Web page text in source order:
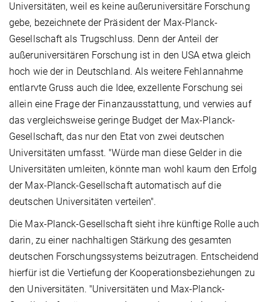
Universitäten, weil es keine außeruniversitäre Forschung
gebe, bezeichnete der Präsident der Max-Planck-
Gesellschaft als Trugschluss. Denn der Anteil der
außeruniversitären Forschung ist in den USA etwa gleich
hoch wie der in Deutschland. Als weitere Fehlannahme
entlarvte Gruss auch die Idee, exzellente Forschung sei
allein eine Frage der Finanzausstattung, und verwies auf
das vergleichsweise geringe Budget der Max-Planck-
Gesellschaft, das nur den Etat von zwei deutschen
Universitäten umfasst. "Würde man diese Gelder in die
Universitäten umleiten, könnte man wohl kaum den Erfolg
der Max-Planck-Gesellschaft automatisch auf die
deutschen Universitäten verteilen".
Die Max-Planck-Gesellschaft sieht ihre künftige Rolle auch
darin, zu einer nachhaltigen Stärkung des gesamten
deutschen Forschungssystems beizutragen. Entscheidend
hierfür ist die Vertiefung der Kooperationsbeziehungen zu
den Universitäten. "Universitäten und Max-Planck-